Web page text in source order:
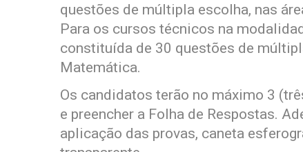
questões de múltipla escolha, nas
Para os cursos técnicos na
constituída de 30 questões de
Matemática.
Os candidatos terão no máximo 3
e preencher a Folha de Respostas.
aplicação das provas, caneta